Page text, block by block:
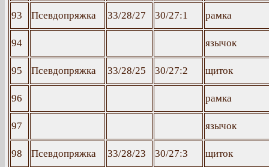
93 Псевдопряжка 33/28/27 30/27:1 рамка
94 язычок
95 Псевдопряжка 33/28/25 30/27:2 щиток
96 рамка
97 язычок
98 Псевдопряжка 33/28/23 30/27:3 щиток